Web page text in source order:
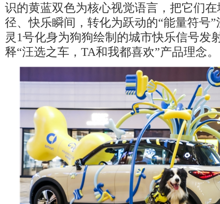
识的黄蓝双色为核心视觉语言，把它们
径、快乐瞬间，转化为跃动的“能量符号
灵1号化身为狗狗绘制的城市快乐信号发
释“汪选之车，TA和我都喜欢”产品理念。